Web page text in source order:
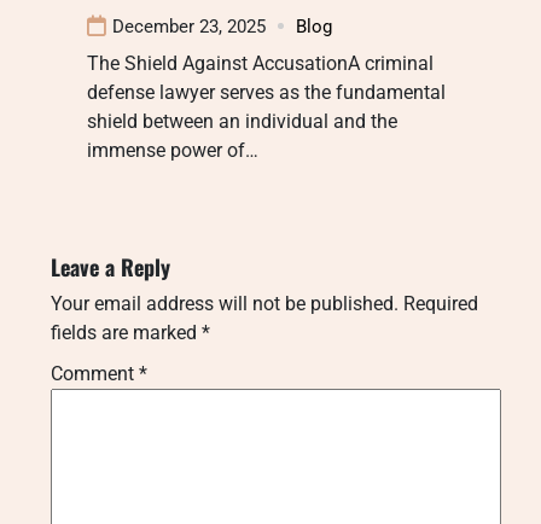
December 23, 2025 Blog
The Shield Against AccusationA criminal
defense lawyer serves as the fundamental
shield between an individual and the
immense power of…
Leave a Reply
Your email address will not be published. Required
fields are marked *
Comment *